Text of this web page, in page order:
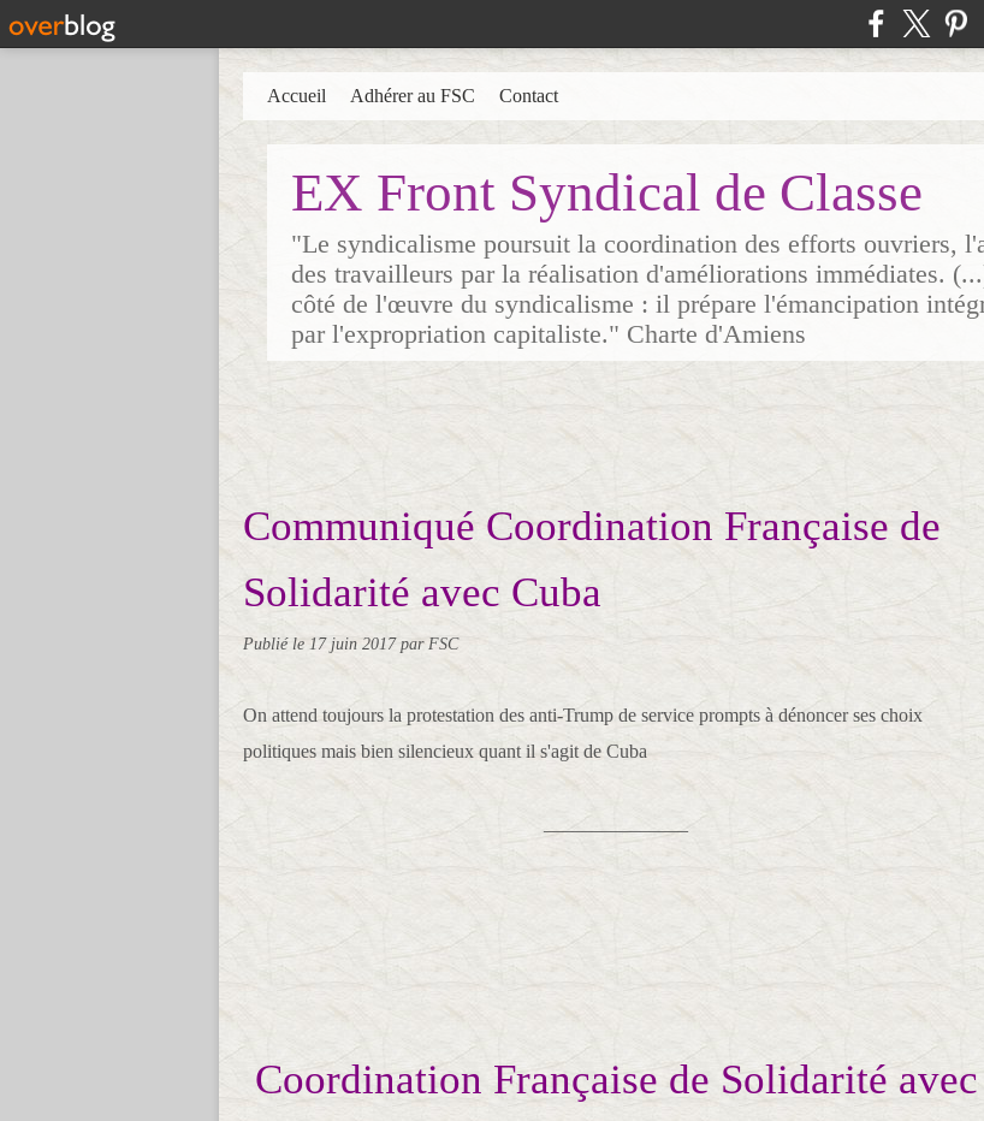
EX Front Syndical de Classe
"Le syndicalisme poursuit la coordination des efforts ouvriers,
des travailleurs par la réalisation d'améliorations immédiates.
côté de l'œuvre du syndicalisme : il prépare l'émancipation
par l'expropriation capitaliste." Charte d'Amiens
Accueil Adhérer au FSC Contact
Communiqué Coordination Française de
Solidarité avec Cuba
Publié le 17 juin 2017par FSC
On attend toujours la protestation des anti-Trump de service prompts à dénoncer ses choix
politiques mais bien silencieux quant il s'agit de Cuba
_______________
Coordination Française de Solidarité avec